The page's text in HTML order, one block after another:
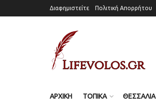
Διαφημιστείτε Πολιτική Απορρήτου
ΑΡΧΙΚΗ ΤΟΠΙΚΑ ΘΕΣΣΑΛΙΑ